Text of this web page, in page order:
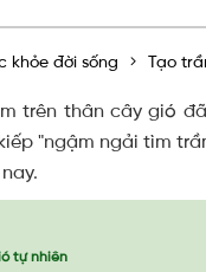
khỏe đời sống Tạo
trên thân cây gió
"ngậm ngải tìm
tự nhiên